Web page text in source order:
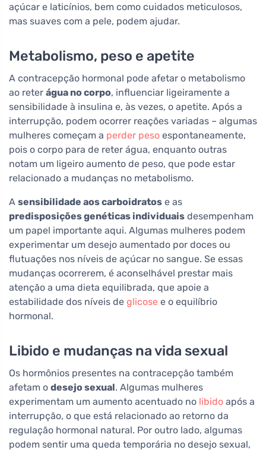
açúcar e laticínios, bem como cuidados meticulosos,
mas suaves com a pele, podem ajudar.
Metabolismo, peso e apetite
A contracepção hormonal pode afetar o metabolismo
ao reter água no corpo, influenciar ligeiramente a
sensibilidade à insulina e, às vezes, o apetite. Após a
interrupção, podem ocorrer reações variadas – algumas
mulheres começam a perder peso espontaneamente,
pois o corpo para de reter água, enquanto outras
notam um ligeiro aumento de peso, que pode estar
relacionado a mudanças no metabolismo.
A sensibilidade aos carboidratos e as
predisposições genéticas individuais desempenham
um papel importante aqui. Algumas mulheres podem
experimentar um desejo aumentado por doces ou
flutuações nos níveis de açúcar no sangue. Se essas
mudanças ocorrerem, é aconselhável prestar mais
atenção a uma dieta equilibrada, que apoie a
estabilidade dos níveis de glicose e o equilíbrio
hormonal.
Libido e mudanças na vida sexual
Os hormônios presentes na contracepção também
afetam o desejo sexual. Algumas mulheres
experimentam um aumento acentuado no libido após a
interrupção, o que está relacionado ao retorno da
regulação hormonal natural. Por outro lado, algumas
podem sentir uma queda temporária no desejo sexual,